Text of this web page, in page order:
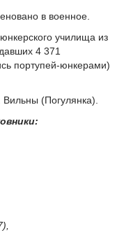
в военное.
училища из
4 371
портупей-юнкерами)
(Погулянка).